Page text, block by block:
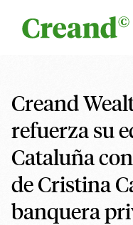
Creand
refuerza su
Cataluña
de Cristina
banquera